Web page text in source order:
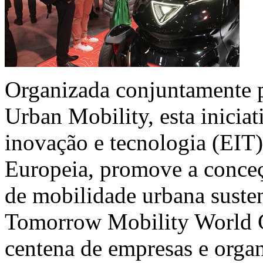
Organizada
Urban Mobility, esta
inovação e tecnologia
Europeia, promove a
de mobilidade urbana
Tomorrow Mobility World
centena de empresas e